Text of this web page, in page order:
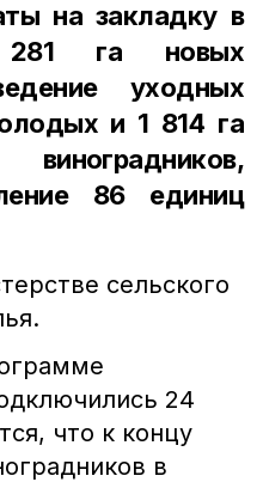
на закладку в
га новых
уходных
и 1 814 га
86 единиц
сельского
24
что к концу
в